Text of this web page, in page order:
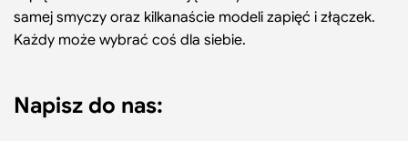
Blog
samej smyczy oraz kilkanaście modeli zapięć i złączek.
Każdy może wybrać coś dla siebie.
Napisz do nas: